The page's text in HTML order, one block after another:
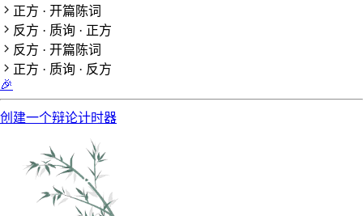
正方 · 开篇陈词
反方 · 质询 · 正方
反方 · 开篇陈词
正方 · 质询 · 反方
🎉
创建一个辩论计时器